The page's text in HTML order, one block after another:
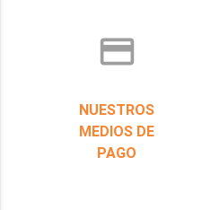
credit_card
NUESTROS
MEDIOS DE
PAGO